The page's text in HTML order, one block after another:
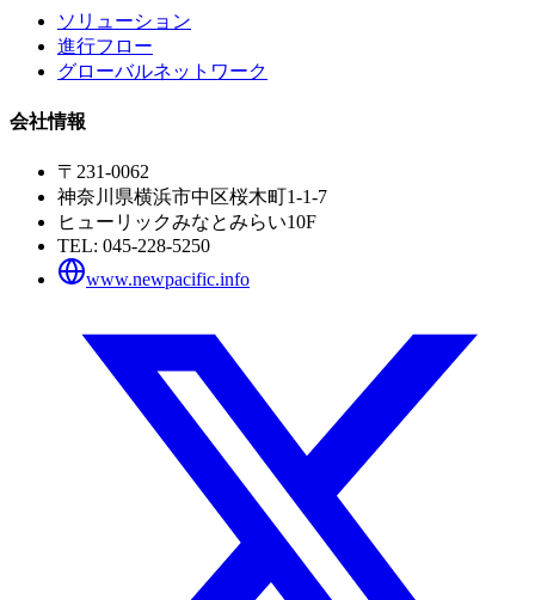
ソリューション
進行フロー
グローバルネットワーク
会社情報
〒231-0062
神奈川県横浜市中区桜木町1-1-7
ヒューリックみなとみらい10F
TEL: 045-228-5250
www.newpacific.info